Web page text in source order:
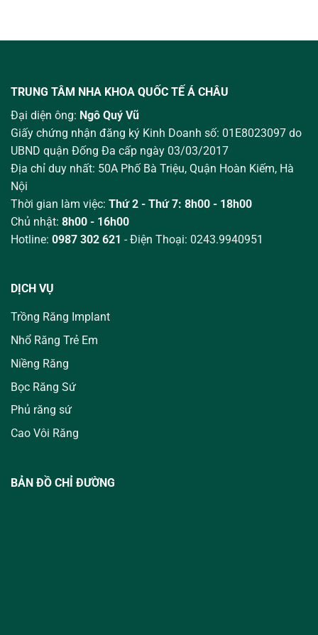
TRUNG TÂM NHA KHOA QUỐC TẾ Á CHÂU
Đại diện ông: Ngô Quý Vũ
Giấy chứng nhận đăng ký Kinh Doanh số: 01E8023097 do
UBND quận Đống Đa cấp ngày 03/03/2017
Địa chỉ duy nhất: 50A Phố Bà Triệu, Quận Hoàn Kiếm, Hà
Nội
Thời gian làm việc: Thứ 2 - Thứ 7: 8h00 - 18h00
Chủ nhật: 8h00 - 16h00
Hotline: 0987 302 621 - Điện Thoại: 0243.9940951
DỊCH VỤ
Trồng Răng Implant
Nhổ Răng Trẻ Em
Niềng Răng
Bọc Răng Sứ
Phủ răng sứ
Cao Vôi Răng
BẢN ĐỒ CHỈ ĐƯỜNG